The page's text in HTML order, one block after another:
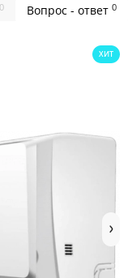
0 Вопрос - ответ 0
ХИТ